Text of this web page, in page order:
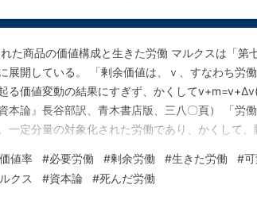
れた商品の価値構成と生きた労働 マルクスは「第
展開している。 「剰余価値は、ｖ、すなわち労
る価値変動の結果にすぎず、かくして
本論』長谷部訳、青木書店版、三八〇頁） 「労
一定分量の対象化された労働であり、かくして、
に自らを実証しつつある労働力が現われ、死んだ
、静止量のかわりに流動量が…
値率 #必要労働 #剰余労働 #生きた労働 #
クス #資本論 #死んだ労働